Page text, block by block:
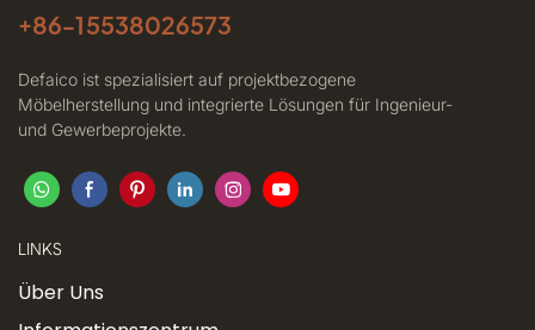
+86-15538026573
Defaico ist spezialisiert auf projektbezogene
Möbelherstellung und integrierte Lösungen für Ingenieur-
und Gewerbeprojekte.
LINKS
Über Uns